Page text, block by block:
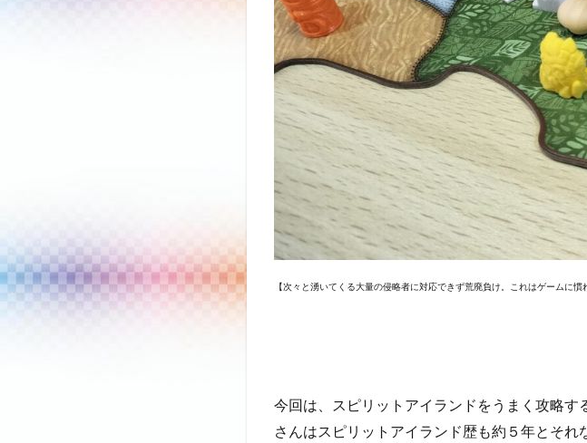
【次々と湧いてくる大量の侵略者に対応できず荒廃負け。これはゲームに慣
今回は、スピリットアイランドをうまく攻略
さんはスピリットアイランド歴も約５年とそ